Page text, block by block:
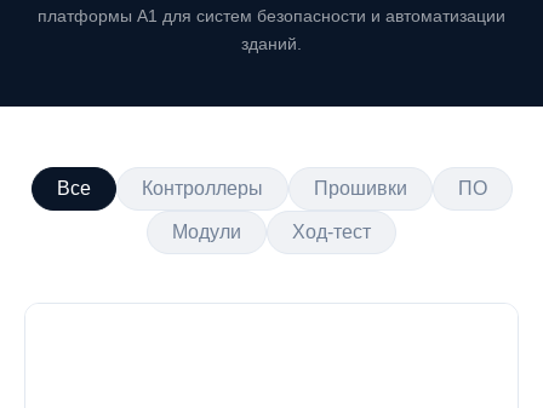
платформы A1 для систем безопасности и автоматизации
зданий.
Все Контроллеры Прошивки ПО
Модули Ход-тест